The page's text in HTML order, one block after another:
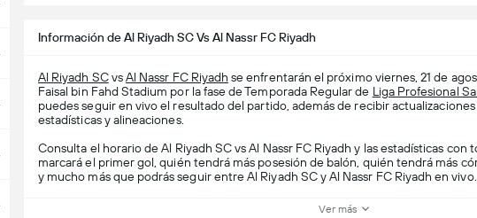
Información de Al Riyadh SC Vs Al Nassr FC Riyadh
Al Riyadh SCvsAl Nassr FC Riyadh se enfrentarán el próximo viernes, 21 de
Faisal bin Fahd Stadium por la fase de Temporada Regular de Liga Profesional
puedes seguir en vivo el resultado del partido, además de recibir
estadísticas y alineaciones.
Consulta el horario de Al Riyadh SC vs Al Nassr FC Riyadh y las estadísticas con
marcará el primer gol, quién tendrá más posesión de balón, quién tendrá más
y mucho más que podrás seguir entre Al Riyadh SC y Al Nassr FC Riyadh en vivo.
Ver más